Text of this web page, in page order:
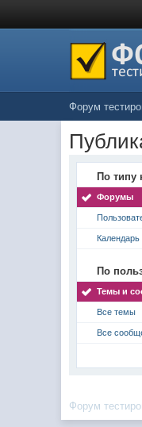
Форум
По типу
Форумы
Календарь
По
Темы и
Все темы
Все
Форум